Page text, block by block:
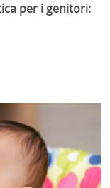
per i genitori: